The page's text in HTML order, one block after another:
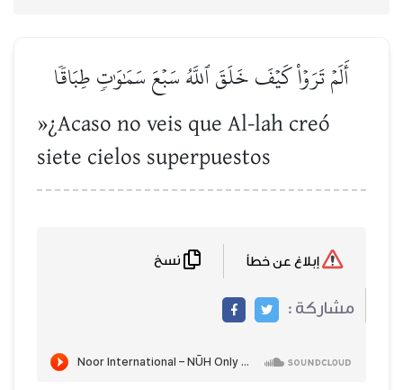
أَلَمۡ تَرَوۡاْ كَيۡفَ خَلَقَ ٱللَّهُ سَبۡعَ سَمَٰوَٰتٖ طِبَاقٗا
»¿Acaso no veis que Al-lah creó
siete cielos superpuestos
مشاركة :